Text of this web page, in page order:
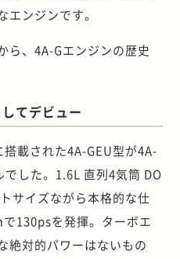
ンジンです。
ら、4A-Gエンジンの歴史
てデビュー
載された4A-GEU型が4A-
した。1.6L 直列4気筒 DO
サイズながら本格的な仕
130psを発揮。ターボエ
絶対的パワーはないもの